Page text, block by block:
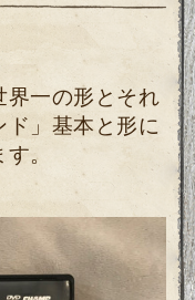
界一の形とそれ
」基本と形に
。